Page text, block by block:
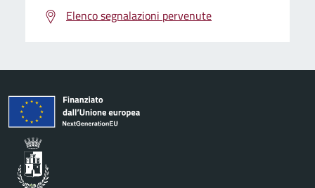
Elenco segnalazioni pervenute